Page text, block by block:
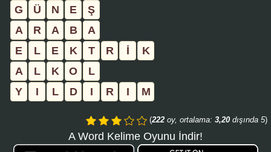
G
Ü N E
Ş
A
R A B
A
E
L E K T R İ
K
A
L K O
L
Y
I L D I R I M
(222 oy, ortalama: 3,20 dışında 5)
A Word Kelime Oyunu İndir!